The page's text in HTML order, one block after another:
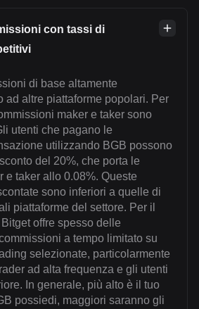
con tassi di
di base altamente
ad altre piattaforme popolari. Per
maker e taker sono
utenti che pagano le
utilizzando BGB possono
del 20%, che porta le
e taker allo 0.08%. Queste
sono inferiori a quelle di
piattaforme del settore. Per il
offre spesso delle
a tempo limitato su
selezionate, particolarmente
ad alta frequenza e gli utenti
In generale, più alto è il tuo
possiedi, maggiori saranno gli